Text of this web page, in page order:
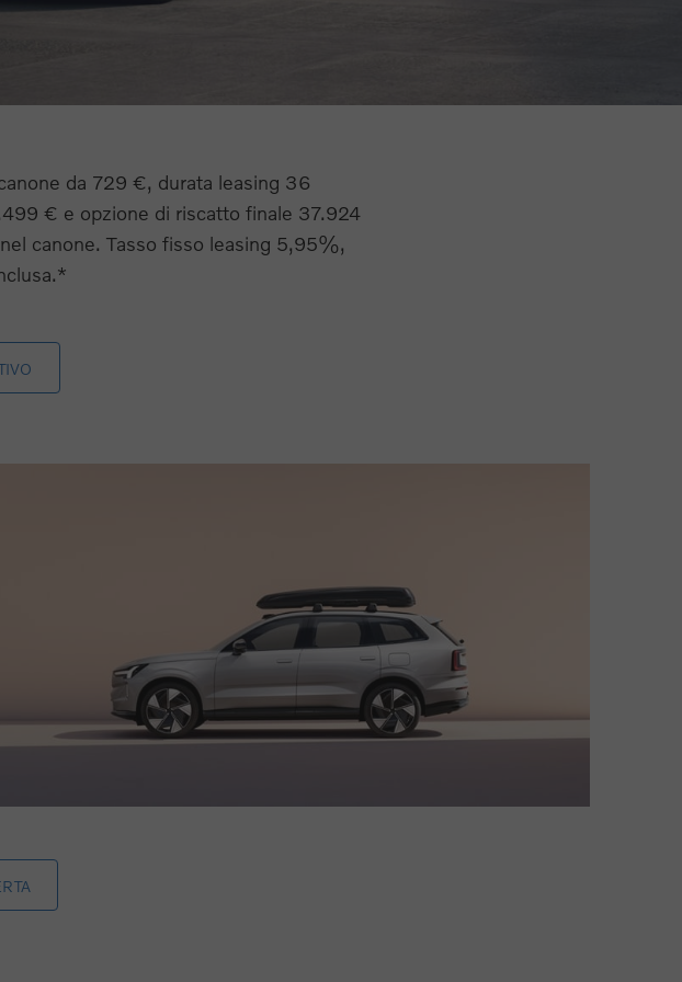
da 729 €, durata leasing 36
€ e opzione di riscatto finale 37.924
canone. Tasso fisso leasing 5,95%,